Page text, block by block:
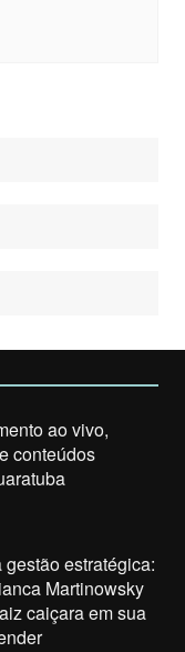
ao vivo,
conteúdos
estratégica:
Martinowsky
caiçara em sua